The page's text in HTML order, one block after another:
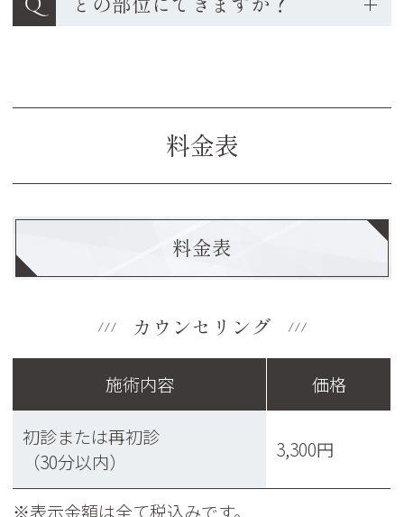
どの部位にできますか？
料金表
料金表
カウンセリング
施術内容 価格
初診または再初診
（30分以内）
3,300円
※表示金額は全て税込みです。